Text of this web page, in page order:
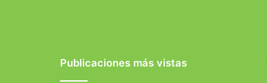
Publicaciones más vistas